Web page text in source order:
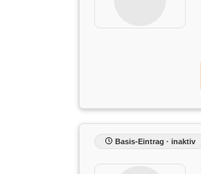
Basis-Eintrag · inaktiv